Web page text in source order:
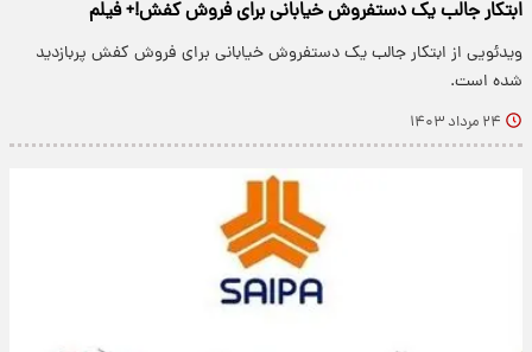
ابتکار جالب یک دستفروش خیابانی برای فروش کفش!+ فیلم
ویدئویی از ابتکار جالب یک دستفروش خیابانی برای فروش کفش پربازدید
شده است.
۲۴ مرداد ۱۴۰۳